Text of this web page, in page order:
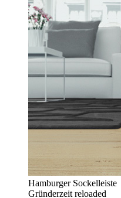
Hamburger Sockelleiste
Gründerzeit reloaded